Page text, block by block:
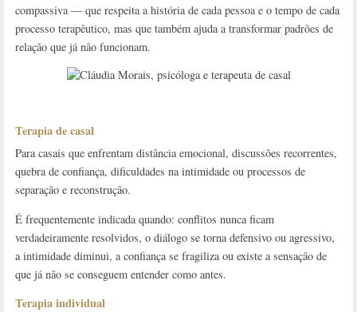
compassiva — que respeita a história de cada pessoa e o tempo de cada
processo terapêutico, mas que também ajuda a transformar padrões de
relação que já não funcionam.
Terapia de casal
Para casais que enfrentam distância emocional, discussões recorrentes,
quebra de confiança, dificuldades na intimidade ou processos de
separação e reconstrução.
É frequentemente indicada quando: conflitos nunca ficam
verdadeiramente resolvidos, o diálogo se torna defensivo ou agressivo,
a intimidade diminui, a confiança se fragiliza ou existe a sensação de
que já não se conseguem entender como antes.
Terapia individual